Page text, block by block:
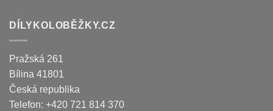
DÍLYKOLOBĚŽKY.CZ
Pražská 261
Bílina 41801
Česká republika
Telefon: +420 721 814 370